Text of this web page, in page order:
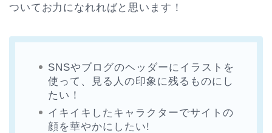
ついてお力になれればと思います！
SNSやブログのヘッダーにイラストを
使って、見る人の印象に残るものにし
たい！
イキイキしたキャラクターでサイトの
顔を華やかにしたい!